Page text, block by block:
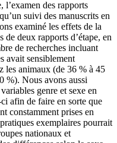
l’examen des rapports
suivi des manuscrits en
examiné les effets de la
de deux rapports d’étape, en
de recherches incluant
avait sensiblement
les animaux (de 36 % à 45
%). Nous avons aussi
genre et sexe en
afin de faire en sorte que
constamment prises en
exemplaires pourrait
nationaux et